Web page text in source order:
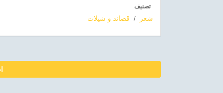
تصنيف
شعر / قصائد و شيلات